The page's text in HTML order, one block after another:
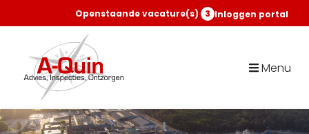
Openstaande vacature(s) 3 Inloggen portal
Menu